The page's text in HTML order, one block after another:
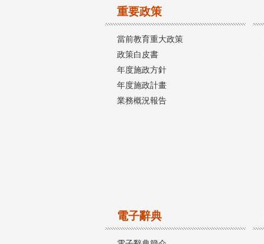
重要政策
當前教育重大政策
政策白皮書
年度施政方針
年度施政計畫
業務概況報告
電子辭典